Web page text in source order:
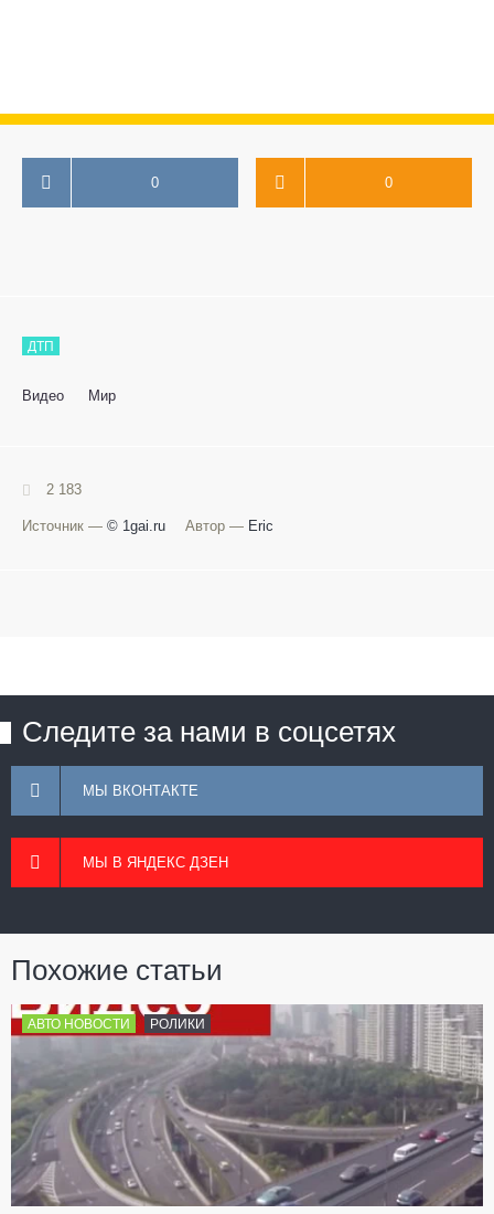
0 0
ДТП
Видео Мир
2 183
Источник — © 1gai.ru Автор — Eric
Следите за нами в соцсетях
МЫ ВКОНТАКТЕ
МЫ В ЯНДЕКС ДЗЕН
Похожие статьи
АВТО НОВОСТИ РОЛИКИ